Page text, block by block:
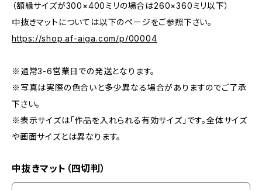
（額縁サイズが300×400ミリの場合は260×360ミリ以下）
中抜きマットについては以下のページをご参照下さい。
https://shop.af-aiga.com/p/00004
※通常3-6営業日での発送となります。
※写真は実際の色合いと多少異なる場合がありますのでご了承
下さい。
※表示サイズは「作品を入れられる有効サイズ」です。全体サイズ
や画面サイズとは異なります。
中抜きマット（四切判）